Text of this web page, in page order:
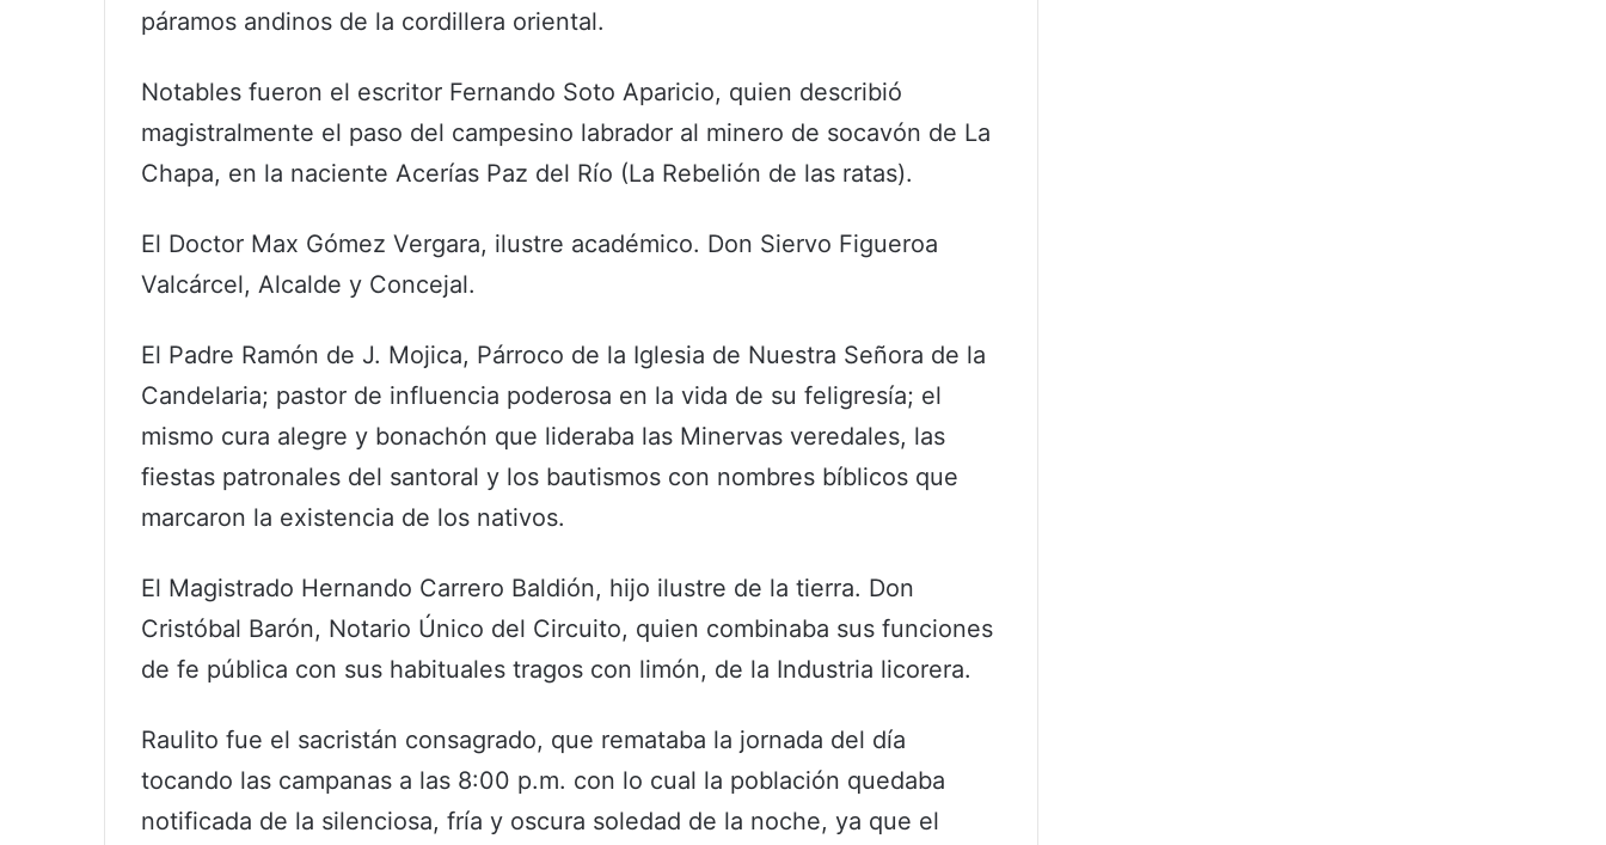
páramos andinos de la cordillera oriental.
Notables fueron el escritor Fernando Soto Aparicio, quien describió
magistralmente el paso del campesino labrador al minero de socavón de La
Chapa, en la naciente Acerías Paz del Río (La Rebelión de las ratas).
El Doctor Max Gómez Vergara, ilustre académico. Don Siervo Figueroa
Valcárcel, Alcalde y Concejal.
El Padre Ramón de J. Mojica, Párroco de la Iglesia de Nuestra Señora de la
Candelaria; pastor de influencia poderosa en la vida de su feligresía; el
mismo cura alegre y bonachón que lideraba las Minervas veredales, las
fiestas patronales del santoral y los bautismos con nombres bíblicos que
marcaron la existencia de los nativos.
El Magistrado Hernando Carrero Baldión, hijo ilustre de la tierra. Don
Cristóbal Barón, Notario Único del Circuito, quien combinaba sus funciones
de fe pública con sus habituales tragos con limón, de la Industria licorera.
Raulito fue el sacristán consagrado, que remataba la jornada del día
tocando las campanas a las 8:00 p.m. con lo cual la población quedaba
notificada de la silenciosa, fría y oscura soledad de la noche, ya que el